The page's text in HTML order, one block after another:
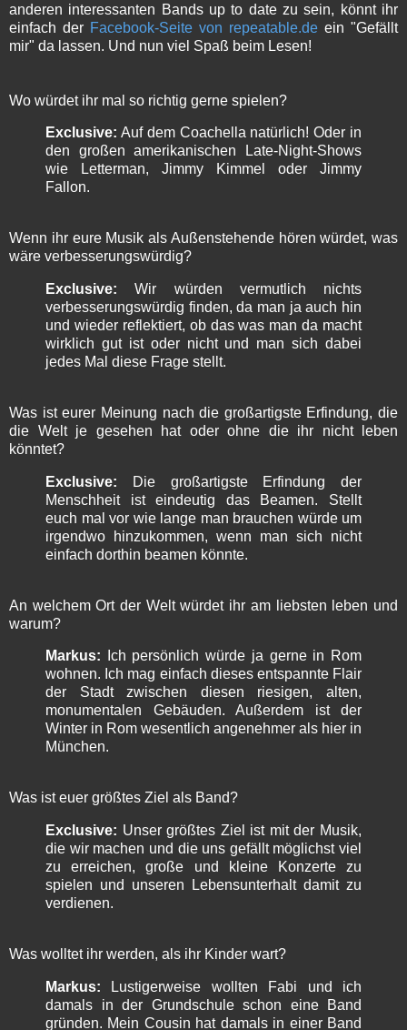
anderen interessanten Bands up to date zu sein, könnt ihr
einfach der Facebook-Seite von repeatable.de ein "Gefällt
mir" da lassen. Und nun viel Spaß beim Lesen!
Wo würdet ihr mal so richtig gerne spielen?
Exclusive: Auf dem Coachella natürlich! Oder in
den großen amerikanischen Late-Night-Shows
wie Letterman, Jimmy Kimmel oder Jimmy
Fallon.
Wenn ihr eure Musik als Außenstehende hören würdet, was
wäre verbesserungswürdig?
Exclusive: Wir würden vermutlich nichts
verbesserungswürdig finden, da man ja auch hin
und wieder reflektiert, ob das was man da macht
wirklich gut ist oder nicht und man sich dabei
jedes Mal diese Frage stellt.
Was ist eurer Meinung nach die großartigste Erfindung, die
die Welt je gesehen hat oder ohne die ihr nicht leben
könntet?
Exclusive:
Die großartigste Erfindung der
Menschheit ist eindeutig das Beamen. Stellt
euch mal vor wie lange man brauchen würde um
irgendwo hinzukommen, wenn man sich nicht
einfach dorthin beamen könnte.
An welchem Ort der Welt würdet ihr am liebsten leben und
warum?
Markus: Ich persönlich würde ja gerne in Rom
wohnen. Ich mag einfach dieses entspannte Flair
der Stadt zwischen diesen riesigen, alten,
monumentalen Gebäuden. Außerdem ist der
Winter in Rom wesentlich angenehmer als hier in
München.
Was ist euer größtes Ziel als Band?
Exclusive: Unser größtes Ziel ist mit der Musik,
die wir machen und die uns gefällt möglichst viel
zu erreichen, große und kleine Konzerte zu
spielen und unseren Lebensunterhalt damit zu
verdienen.
Was wolltet ihr werden, als ihr Kinder wart?
Markus: Lustigerweise wollten Fabi und ich
damals in der Grundschule schon eine Band
gründen. Mein Cousin hat damals in einer Band